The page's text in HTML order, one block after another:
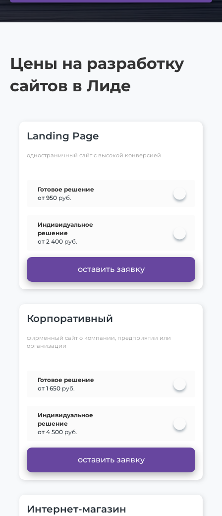
Цены на разработку
сайтов в Лиде
Landing Page
одностраничный сайт с высокой конверсией
Готовое решение
от 950 руб.
Индивидуальное
решение
от 2 400 руб.
оставить заявку
Корпоративный
фирменный сайт о компании, предприятии или
организации
Готовое решение
от 1 650 руб.
Индивидуальное
решение
от 4 500 руб.
оставить заявку
Интернет-магазин